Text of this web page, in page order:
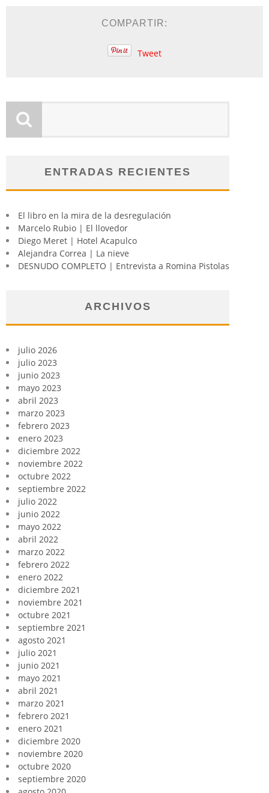
COMPARTIR:
Tweet
ENTRADAS RECIENTES
El libro en la mira de la desregulación
Marcelo Rubio | El llovedor
Diego Meret | Hotel Acapulco
Alejandra Correa | La nieve
DESNUDO COMPLETO | Entrevista a Romina Pistolas
ARCHIVOS
julio 2026
julio 2023
junio 2023
mayo 2023
abril 2023
marzo 2023
febrero 2023
enero 2023
diciembre 2022
noviembre 2022
octubre 2022
septiembre 2022
julio 2022
junio 2022
mayo 2022
abril 2022
marzo 2022
febrero 2022
enero 2022
diciembre 2021
noviembre 2021
octubre 2021
septiembre 2021
agosto 2021
julio 2021
junio 2021
mayo 2021
abril 2021
marzo 2021
febrero 2021
enero 2021
diciembre 2020
noviembre 2020
octubre 2020
septiembre 2020